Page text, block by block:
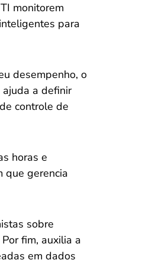
monitorem
para
desempenho, o
a definir
controle de
horas e
que gerencia
sobre
fim, auxilia a
em dados